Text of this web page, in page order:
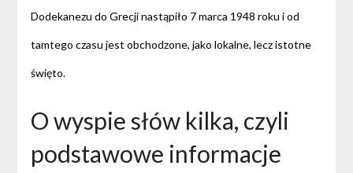
Dodekanezu do Grecji nastąpiło 7 marca 1948 roku i od
tamtego czasu jest obchodzone, jako lokalne, lecz istotne
święto.
O wyspie słów kilka, czyli
podstawowe informacje